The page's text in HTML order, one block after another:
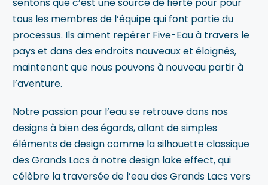
sentons que c’est une source de fierté pour pour
tous les membres de l‘équipe qui font partie du
processus. Ils aiment repérer Five-Eau à travers le
pays et dans des endroits nouveaux et éloignés,
maintenant que nous pouvons à nouveau partir à
l’aventure.
Notre passion pour l’eau se retrouve dans nos
designs à bien des égards, allant de simples
éléments de design comme la silhouette classique
des Grands Lacs à notre design lake effect, qui
célèbre la traversée de l’eau des Grands Lacs vers